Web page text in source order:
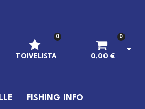
KIRJAUTUMINEN
TOIVELISTA
0 0
0,00 €
FISHING INFO